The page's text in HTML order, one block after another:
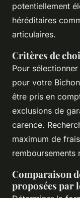
potentiellement
héréditaires
articulaires.
Critères de
Pour sélectionner
pour votre
être pris en
exclusions de
carence.
maximum de
remboursements
Comparaison
proposées par